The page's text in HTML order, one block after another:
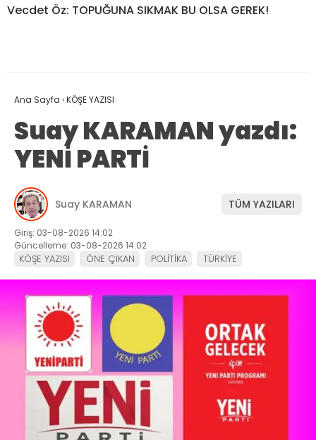
Vecdet Öz: TOPUĞUNA SIKMAK BU OLSA GEREK!
Ana Sayfa ›KÖŞE YAZISI
Suay KARAMAN yazdı:
YENİ PARTİ
Suay KARAMAN TÜM YAZILARI
Giriş: 03-08-2026 14:02
Güncelleme: 03-08-2026 14:02
KÖŞE YAZISI ÖNE ÇIKAN POLİTİKA TÜRKİYE